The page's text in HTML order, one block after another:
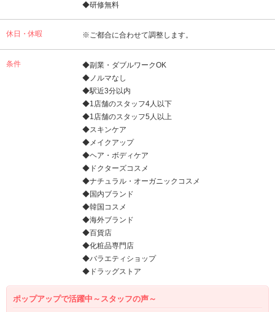
◆研修無料
休日・休暇 ※ご都合に合わせて調整します。
条件
◆副業・ダブルワークOK
◆ノルマなし
◆駅近3分以内
◆1店舗のスタッフ4人以下
◆1店舗のスタッフ5人以上
◆スキンケア
◆メイクアップ
◆ヘア・ボディケア
◆ドクターズコスメ
◆ナチュラル・オーガニックコスメ
◆国内ブランド
◆韓国コスメ
◆海外ブランド
◆百貨店
◆化粧品専門店
◆バラエティショップ
◆ドラッグストア
ポップアップで活躍中～スタッフの声～